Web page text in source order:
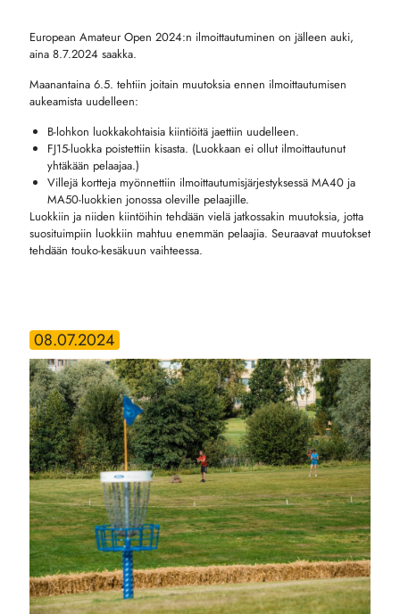
European Amateur Open 2024:n ilmoittautuminen on jälleen auki,
aina 8.7.2024 saakka.
Maanantaina 6.5. tehtiin joitain muutoksia ennen ilmoittautumisen
aukeamista uudelleen:
B-lohkon luokkakohtaisia kiintiöitä jaettiin uudelleen.
FJ15-luokka poistettiin kisasta. (Luokkaan ei ollut ilmoittautunut
yhtäkään pelaajaa.)
Villejä kortteja myönnettiin ilmoittautumisjärjestyksessä MA40 ja
MA50-luokkien jonossa oleville pelaajille.
Luokkiin ja niiden kiintöihin tehdään vielä jatkossakin muutoksia, jotta
suosituimpiin luokkiin mahtuu enemmän pelaajia. Seuraavat muutokset
tehdään touko-kesäkuun vaihteessa.
08.07.2024